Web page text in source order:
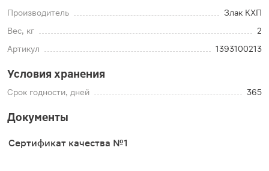
Производитель
Злак КХП
Вес, кг
2
Артикул
1393100213
Условия хранения
Срок годности, дней 365
Документы
Сертификат качества №1